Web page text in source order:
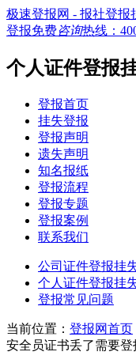
极速登报网 - 报社登报
登报免费咨询热线：
个人证件登报
登报首页
挂失登报
登报声明
遗失声明
知名报纸
登报流程
登报专题
登报案例
联系我们
公司证件登报挂
个人证件登报挂
登报常见问题
当前位置： 登报网首页
安全员证书丢了需要登